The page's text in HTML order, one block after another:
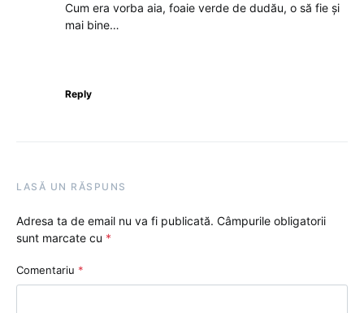
Cum era vorba aia, foaie verde de dudău, o să fie și
mai bine…
Reply
LASĂ UN RĂSPUNS
Adresa ta de email nu va fi publicată. Câmpurile obligatorii
sunt marcate cu *
Comentariu *